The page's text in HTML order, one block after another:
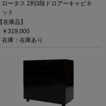
ロータス 2列3段ドロアーキャビネ
ット
【在庫品】
￥319,000
在庫：在庫あり